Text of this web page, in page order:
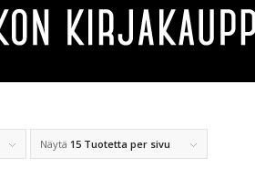
Näytä 15 Tuotetta per sivu